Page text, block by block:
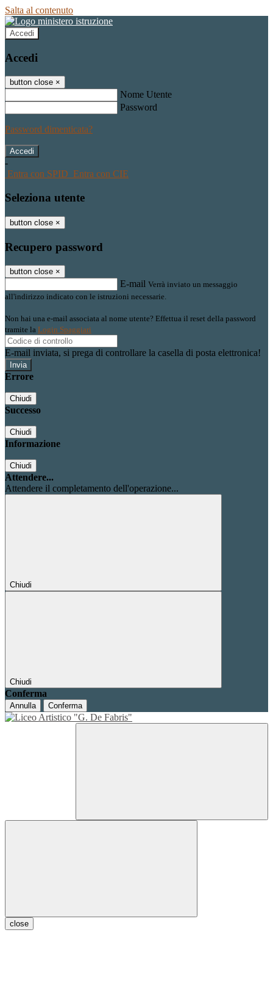
Salta al contenuto
Accedi
Accedi
button close ×
Nome Utente
Password
Password dimenticata?
-
Entra con SPID Entra con CIE
Seleziona utente
button close ×
Recupero password
button close ×
E-mail Verrà inviato un messaggio
all'indirizzo indicato con le istruzioni necessarie.
Non hai una e-mail associata al nome utente? Effettua il reset della password
tramite la Login Spaggiari
E-mail inviata, si prega di controllare la casella di posta elettronica!
Errore
Chiudi
Successo
Chiudi
Informazione
Chiudi
Attendere...
Attendere il completamento dell'operazione...
Chiudi
Chiudi
Conferma
Annulla Conferma
close